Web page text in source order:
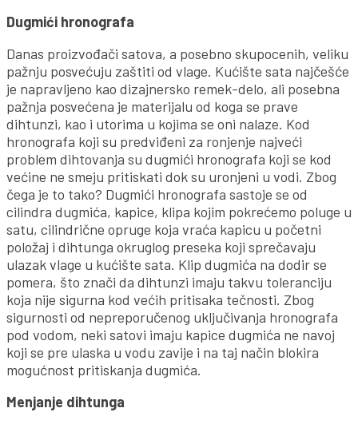
Dugmići hronografa
Danas proizvođači satova, a posebno skupocenih, veliku
pažnju posvećuju zaštiti od vlage. Kućište sata najčešće
je napravljeno kao dizajnersko remek-delo, ali posebna
pažnja posvećena je materijalu od koga se prave
dihtunzi, kao i utorima u kojima se oni nalaze. Kod
hronografa koji su predviđeni za ronjenje najveći
problem dihtovanja su dugmići hronografa koji se kod
većine ne smeju pritiskati dok su uronjeni u vodi. Zbog
čega je to tako? Dugmići hronografa sastoje se od
cilindra dugmića, kapice, klipa kojim pokrećemo poluge u
satu, cilindrične opruge koja vraća kapicu u početni
položaj i dihtunga okruglog preseka koji sprečavaju
ulazak vlage u kućište sata. Klip dugmića na dodir se
pomera, što znači da dihtunzi imaju takvu toleranciju
koja nije sigurna kod većih pritisaka tečnosti. Zbog
sigurnosti od nepreporučenog uključivanja hronografa
pod vodom, neki satovi imaju kapice dugmića ne navoj
koji se pre ulaska u vodu zavije i na taj način blokira
mogućnost pritiskanja dugmića.
Menjanje dihtunga